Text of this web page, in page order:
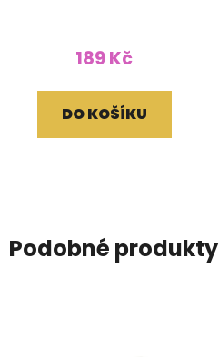
189 Kč
DO KOŠÍKU
Podobné produkty